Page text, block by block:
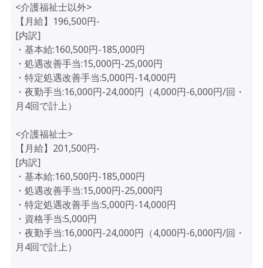
<介護福祉士以外>
【月給】196,500円-
[内訳]
・基本給:160,500円-185,000円
・処遇改善手当:15,000円-25,000円
・特定処遇改善手当:5,000円-14,000円
・夜勤手当:16,000円-24,000円（4,000円-6,000円/回・
月4回で計上）
<介護福祉士>
【月給】201,500円-
[内訳]
・基本給:160,500円-185,000円
・処遇改善手当:15,000円-25,000円
・特定処遇改善手当:5,000円-14,000円
・資格手当:5,000円
・夜勤手当:16,000円-24,000円（4,000円-6,000円/回・
月4回で計上）